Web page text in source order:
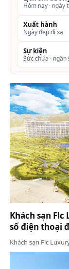
Hôm nay · ngày
Xuất hành
Ngày đẹp đi xa
Sự kiện
Sức chứa · ngân
Khách sạn
số điện thoại
Khách sạn Flc